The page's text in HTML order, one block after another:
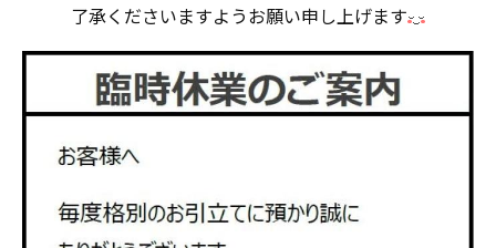
了承くださいますようお願い申し上げます